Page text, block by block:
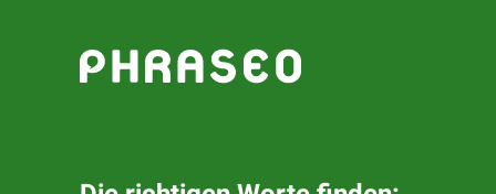
Zum Hauptinhalt springen